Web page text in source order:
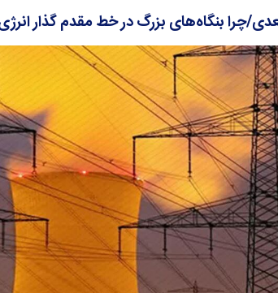
چرا بنگاه‌های بزرگ در خط مقدم گذار